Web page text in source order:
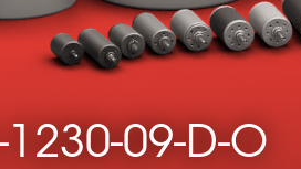
1230-09-D-O